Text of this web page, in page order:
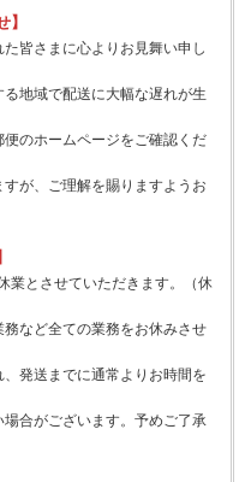
】
皆さまに心よりお見舞い申し
地域で配送に大幅な遅れが生
のホームページをご確認くだ
が、ご理解を賜りますようお
業とさせていただきます。（休
など全ての業務をお休みさせ
発送までに通常よりお時間を
合がございます。予めご了承